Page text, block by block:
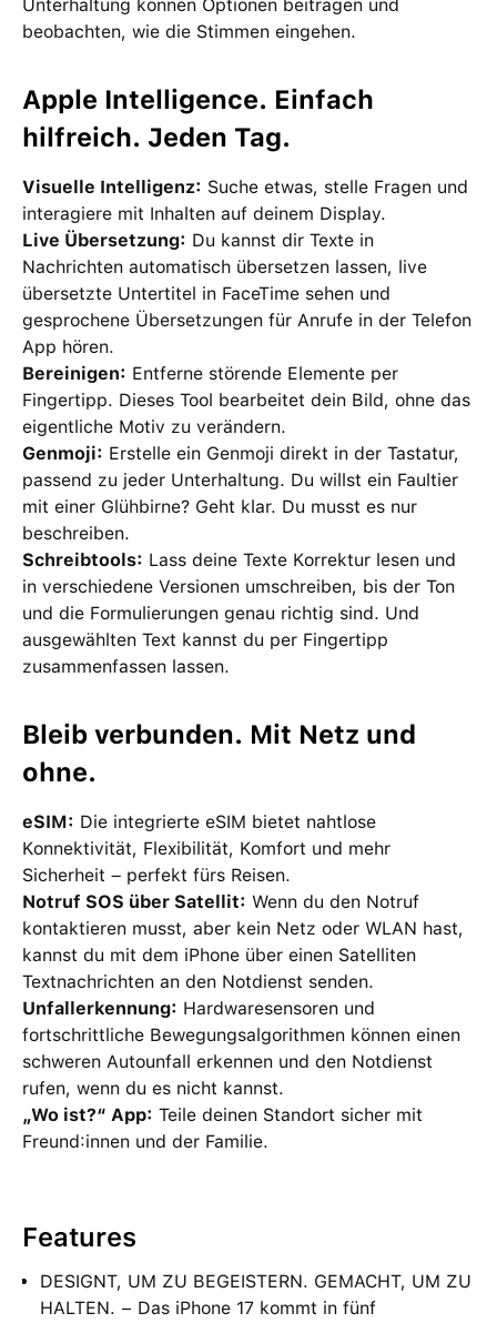
Unterhaltung können Optionen beitragen und
beobachten, wie die Stimmen eingehen.
Apple Intelligence. Einfach
hilfreich. Jeden Tag.
Visuelle Intelligenz: Suche etwas, stelle Fragen und
interagiere mit Inhalten auf deinem Display.
Live Übersetzung: Du kannst dir Texte in
Nachrichten automatisch übersetzen lassen, live
übersetzte Untertitel in FaceTime sehen und
gesprochene Übersetzungen für Anrufe in der Telefon
App hören.
Bereinigen: Entferne störende Elemente per
Fingertipp. Dieses Tool bearbeitet dein Bild, ohne das
eigentliche Motiv zu verändern.
Genmoji: Erstelle ein Genmoji direkt in der Tastatur,
passend zu jeder Unterhaltung. Du willst ein Faultier
mit einer Glühbirne? Geht klar. Du musst es nur
beschreiben.
Schreibtools: Lass deine Texte Korrektur lesen und
in verschiedene Versionen umschreiben, bis der Ton
und die Formulierungen genau richtig sind. Und
ausgewählten Text kannst du per Fingertipp
zusammenfassen lassen.
Bleib verbunden. Mit Netz und
ohne.
eSIM: Die integrierte eSIM bietet nahtlose
Konnektivität, Flexibilität, Komfort und mehr
Sicherheit – perfekt fürs Reisen.
Notruf SOS über Satellit: Wenn du den Notruf
kontaktieren musst, aber kein Netz oder WLAN hast,
kannst du mit dem iPhone über einen Satelliten
Textnachrichten an den Notdienst senden.
Unfallerkennung: Hardwaresensoren und
fortschrittliche Bewegungsalgorithmen können einen
schweren Autounfall erkennen und den Notdienst
rufen, wenn du es nicht kannst.
„Wo ist?“ App: Teile deinen Standort sicher mit
Freund:innen und der Familie.
Features
DESIGNT, UM ZU BEGEISTERN. GEMACHT, UM ZU
HALTEN. − Das iPhone 17 kommt in fünf